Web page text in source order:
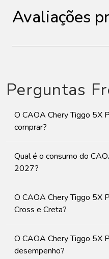
Avaliações
Perguntas
O CAOA Chery Tiggo 5X
comprar?
Qual é o consumo do
2027?
O CAOA Chery Tiggo 5X
Cross e Creta?
O CAOA Chery Tiggo 5X
desempenho?